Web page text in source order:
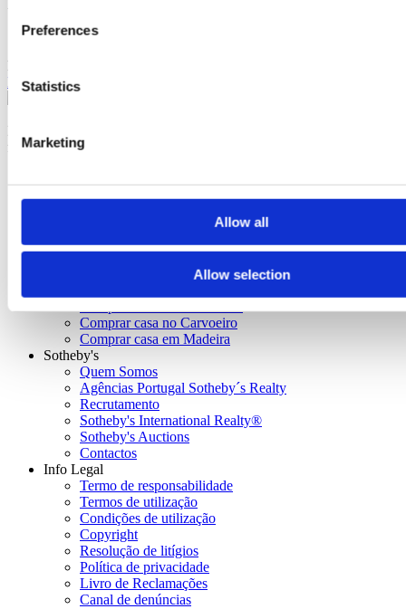
Preferences
Statistics
Marketing
Allow all
Allow selection
Real Calçada
RCC Alvalade
Ligar Contactar
International Realty Affiliates LLC. Cada escritório é jurídica e
financeiramente independente.
Lugares únicos
Comprar casa em Cascais
Comprar casa no Carvoeiro
Comprar casa em Madeira
Sotheby's
Quem Somos
Agências Portugal Sotheby´s Realty
Recrutamento
Sotheby's International Realty®
Sotheby's Auctions
Contactos
Info Legal
Termo de responsabilidade
Termos de utilização
Condições de utilização
Copyright
Resolução de litígios
Política de privacidade
Livro de Reclamações
Canal de denúncias